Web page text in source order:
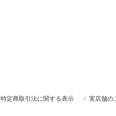
特定商取引法に関する表示 実店舗の